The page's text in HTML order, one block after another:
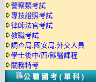
警察類考試
專技證照考試
律師法官考試
教職考試
調查局.國安局.外交人員
學士後中/西/獸醫課程
關務特考
公職國考(單科)